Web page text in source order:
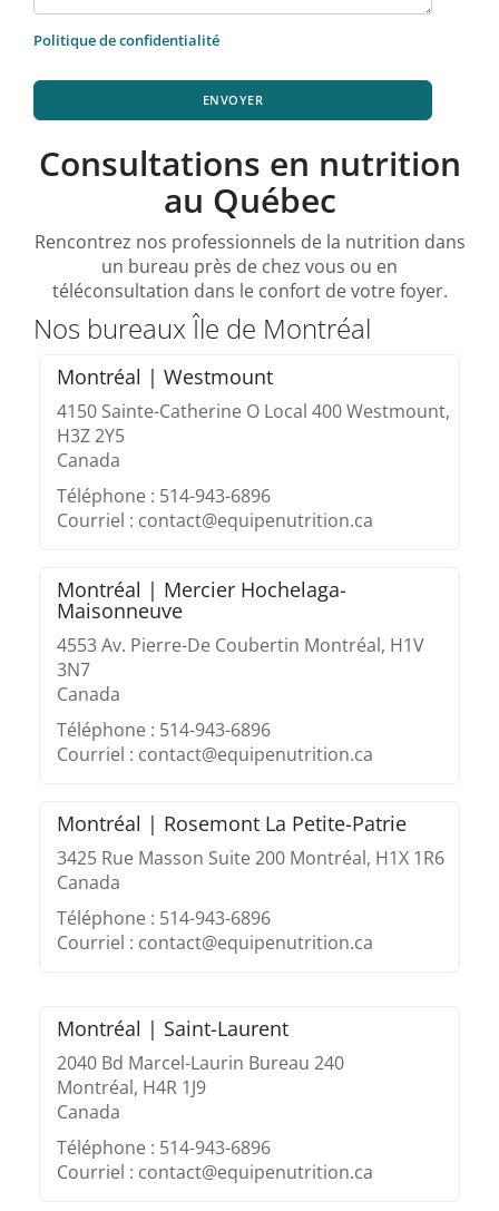
Politique de confidentialité
ENVOYER
Consultations en nutrition
au Québec
Rencontrez nos professionnels de la nutrition dans
un bureau près de chez vous ou en
téléconsultation dans le confort de votre foyer.
Nos bureaux Île de Montréal
Montréal | Westmount
4150 Sainte-Catherine O Local 400 Westmount,
H3Z 2Y5
Canada
Téléphone : 514-943-6896
Courriel : contact@equipenutrition.ca
Montréal | Mercier Hochelaga-
Maisonneuve
4553 Av. Pierre-De Coubertin Montréal, H1V
3N7
Canada
Téléphone : 514-943-6896
Courriel : contact@equipenutrition.ca
Montréal | Rosemont La Petite-Patrie
3425 Rue Masson Suite 200 Montréal, H1X 1R6
Canada
Téléphone : 514-943-6896
Courriel : contact@equipenutrition.ca
Montréal | Saint-Laurent
2040 Bd Marcel-Laurin Bureau 240
Montréal, H4R 1J9
Canada
Téléphone : 514-943-6896
Courriel : contact@equipenutrition.ca